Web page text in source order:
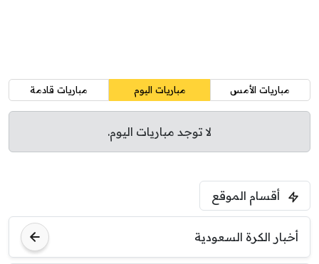
مباريات الأمس مباريات اليوم مباريات قادمة
لا توجد مباريات اليوم.
أقسام الموقع
أخبار الكرة السعودية